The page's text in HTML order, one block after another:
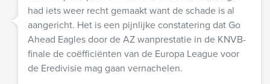
had iets weer recht gemaakt want de schade is al
aangericht. Het is een pijnlijke constatering dat Go
Ahead Eagles door de AZ wanprestatie in de KNVB-
finale de coëfficiënten van de Europa League voor
de Eredivisie mag gaan vernachelen.